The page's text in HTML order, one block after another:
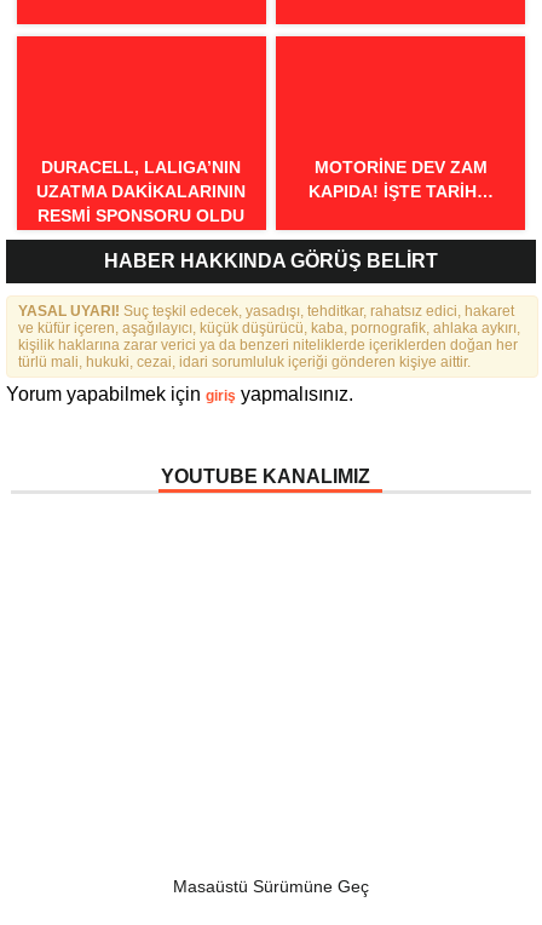
DURACELL, LALIGA’NIN
UZATMA DAKIKALARININ
RESMI SPONSORU OLDU
MOTORINE DEV ZAM
KAPIDA! İŞTE TARIH…
HABER HAKKINDA GÖRÜŞ BELİRT
YASAL UYARI! Suç teşkil edecek, yasadışı, tehditkar, rahatsız edici, hakaret
ve küfür içeren, aşağılayıcı, küçük düşürücü, kaba, pornografik, ahlaka aykırı,
kişilik haklarına zarar verici ya da benzeri niteliklerde içeriklerden doğan her
türlü mali, hukuki, cezai, idari sorumluluk içeriği gönderen kişiye aittir.
Yorum yapabilmek için giriş yapmalısınız.
YOUTUBE KANALIMIZ
Masaüstü Sürümüne Geç